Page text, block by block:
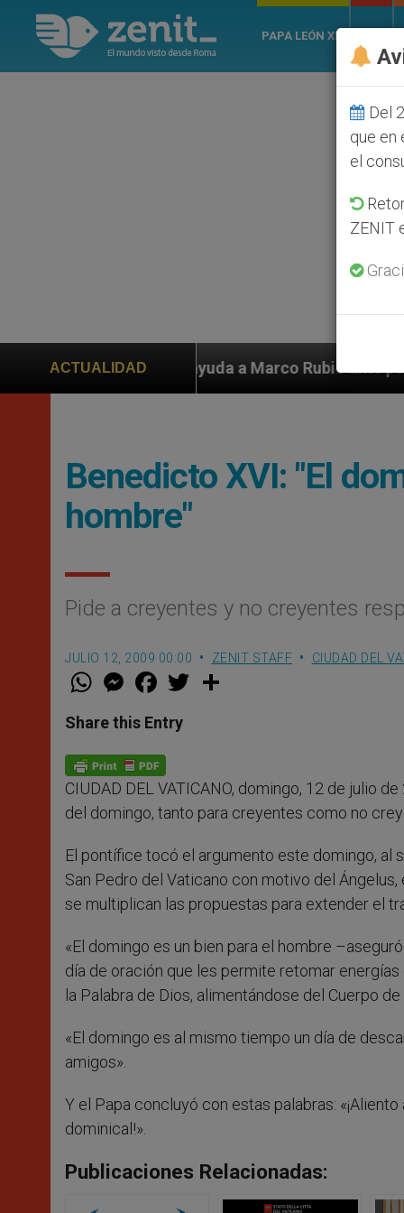
PAPA LEÓN XIV
ACTUALIDAD
ayuda a Marco Rubio ante persecución de
Benedicto XVI: "El
hombre"
Pide a creyentes y no creyentes
JULIO 12, 2009 00:00 ZENIT STAFF CIUDAD DEL
W
t
s
p
p
M
e
s
e
g
e
r
F
a
e
b
o
k
w
Share this Entry
CIUDAD DEL VATICANO, domingo, 12 de julio de
del domingo, tanto para creyentes como no
El pontífice tocó el argumento este domingo, al
San Pedro del Vaticano con motivo del
se multiplican las propuestas para extender el
«El domingo es un bien para el hombre
día de oración que les permite retomar
la Palabra de Dios, alimentándose del Cuerpo de
«El domingo es al mismo tiempo un día de
amigos».
Y el Papa concluyó con estas palabras:
dominical!».
Publicaciones Relacionadas:
Del
que en
el
ZENIT